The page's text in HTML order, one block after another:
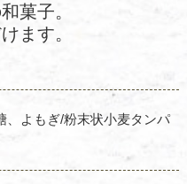
菓子。
ます。
、よもぎ/粉末状小麦タンパ